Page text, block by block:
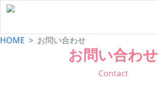
Skip
HOME
お問い合わせ
お問い合わせ
Contact